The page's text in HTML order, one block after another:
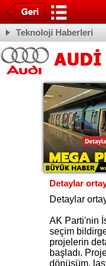
Teknoloji Haberleri
Detaylar
Detaylar
AK Parti'nin
seçim
projelerin
başladı.
dönüşüm,